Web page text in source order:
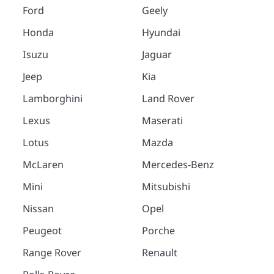
Ford
Honda
Isuzu
Jeep
Lamborghini
Lexus
Lotus
McLaren
Mini
Nissan
Peugeot
Range Rover
Geely
Hyundai
Jaguar
Kia
Land Rover
Maserati
Mazda
Mercedes-Benz
Mitsubishi
Opel
Porche
Renault